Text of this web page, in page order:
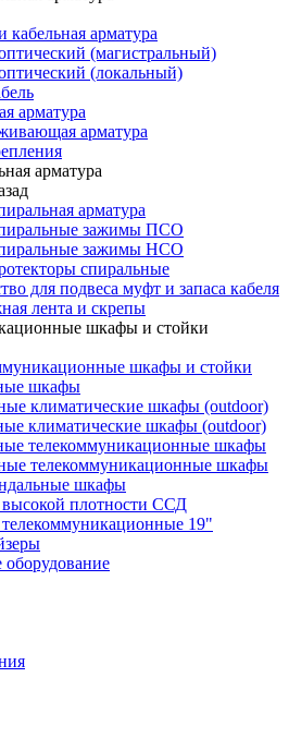
кабельная арматура
(магистральный)
(локальный)
арматура
арматура
арматура
арматура
зажимы ПСО
зажимы НСО
спиральные
для подвеса муфт и запаса кабеля
лента и скрепы
шкафы и стойки
шкафы и стойки
шкафы
климатические шкафы (outdoor)
климатические шкафы (outdoor)
телекоммуникационные шкафы
телекоммуникационные шкафы
шкафы
плотности ССД
19"
оборудование